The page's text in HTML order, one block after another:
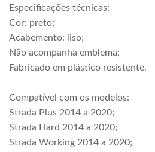
Especificações técnicas:
Cor: preto;
Acabemento: liso;
Não acompanha emblema;
Fabricado em plástico resistente.
Compatível com os modelos:
Strada Plus 2014 a 2020;
Strada Hard 2014 a 2020;
Strada Working 2014 a 2020;